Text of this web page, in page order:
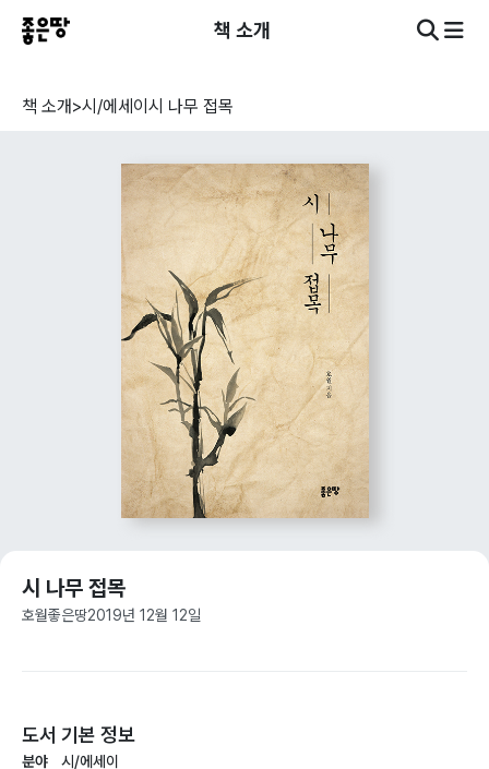
책 소개
책 소개>시/에세이 시 나무 접목
시 나무 접목
호월좋은땅2019년 12월 12일
도서 기본 정보
분야
시/에세이